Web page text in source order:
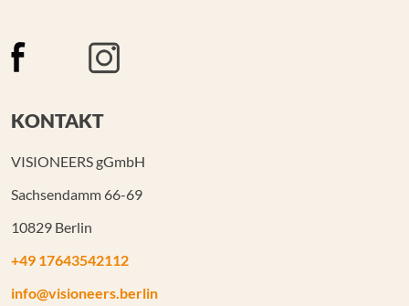
KONTAKT
VISIONEERS gGmbH
Sachsendamm 66-69
10829 Berlin
+49 17643542112
info@visioneers.berlin